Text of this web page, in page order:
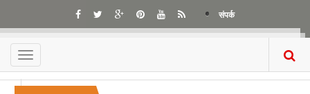
main
content
संपर्क
Toggle
navigation